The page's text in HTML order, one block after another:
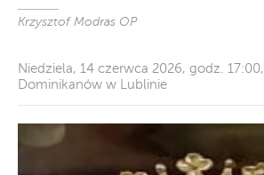
Krzysztof Modras OP
Niedziela, 14 czerwca 2026, godz.
Dominikanów w Lublinie